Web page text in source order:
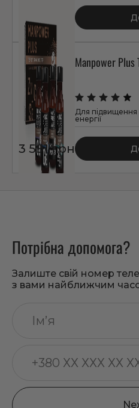
3 591 грн
Manpower
Для підвищення
енергії
3 591 грн
Потрібна допомога?
Залиште свій номер
з вами найближчим